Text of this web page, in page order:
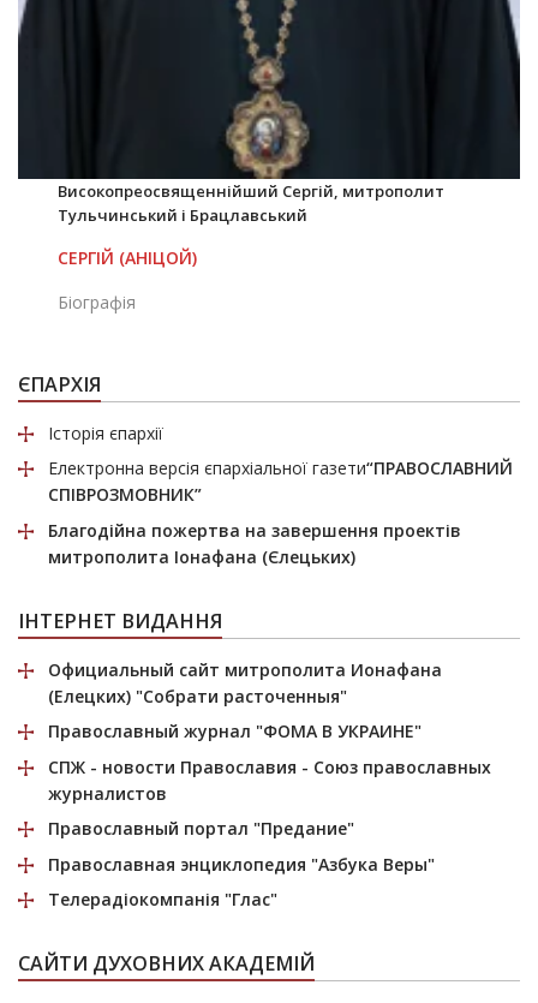
Високопреосвященнійший Сергій, митрополит
Тульчинський і Брацлавський
СЕРГІЙ (АНІЦОЙ)
Біографія
ЄПАРХІЯ
Історія єпархії
Електронна версія єпархіальної газети“ПРАВОСЛАВНИЙ
СПІВРОЗМОВНИК”
Благодійна пожертва на завершення проектів
митрополита Іонафана (Єлецьких)
ІНТЕРНЕТ ВИДАННЯ
Официальный сайт митрополита Ионафана
(Елецких) "Собрати расточенныя"
Православный журнал "ФОМА В УКРАИНЕ"
СПЖ - новости Православия - Союз православных
журналистов
Православный портал "Предание"
Православная энциклопедия "Азбука Веры"
Телерадіокомпанія "Глас"
САЙТИ ДУХОВНИХ АКАДЕМІЙ